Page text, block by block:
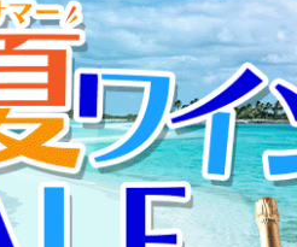
最短8月9日(日)出荷
についてはこちらをクリ
おります。最新情報は佐川急
ヴァイン・エステート 2019年 ア
年以上の古木から生まれたフ